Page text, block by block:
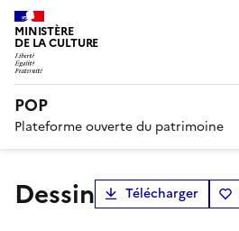
MINISTÈRE
DE LA CULTURE
POP
Plateforme ouverte du patrimoine
dessin Télécharger